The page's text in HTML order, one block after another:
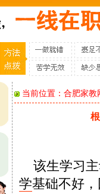
当前位置： 合肥家教
该生学习主
学基础不好